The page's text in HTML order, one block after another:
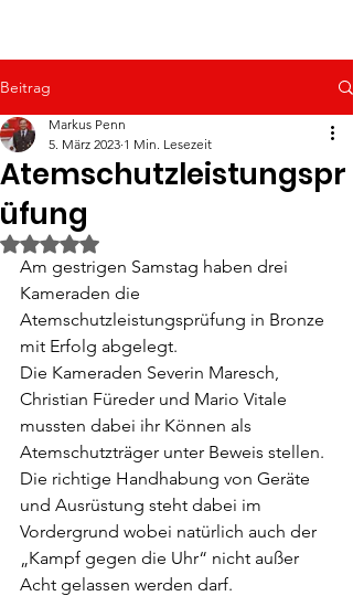
Beitrag
Atemschutzleistungspr
üfung
Markus Penn
5. März 2023 1 Min. Lesezeit
Mit NaN von 5 Sternen bewertet.
Am gestrigen Samstag haben drei
Kameraden die
Atemschutzleistungsprüfung in Bronze
mit Erfolg abgelegt.
Die Kameraden Severin Maresch,
Christian Füreder und Mario Vitale
mussten dabei ihr Können als
Atemschutzträger unter Beweis stellen.
Die richtige Handhabung von Geräte
und Ausrüstung steht dabei im
Vordergrund wobei natürlich auch der
„Kampf gegen die Uhr“ nicht außer
Acht gelassen werden darf.